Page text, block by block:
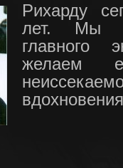
Рихарду
лет. Мы
главного
желаем